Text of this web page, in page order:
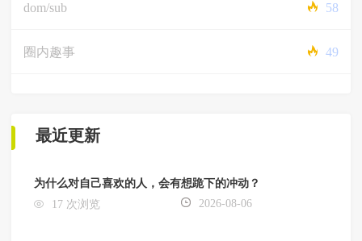
dom/sub 58
圈内趣事 49
最近更新
为什么对自己喜欢的人，会有想跪下的冲动？
17 次浏览
2026-08-06